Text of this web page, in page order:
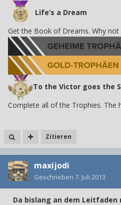
Life’s a Dream
Get the Book of Dreams. Why not
To the Victor goes the
Complete all of the Trophies. The
Zitieren
maxijodi
Geschrieben 7. Juli 2013
Da bislang an dem